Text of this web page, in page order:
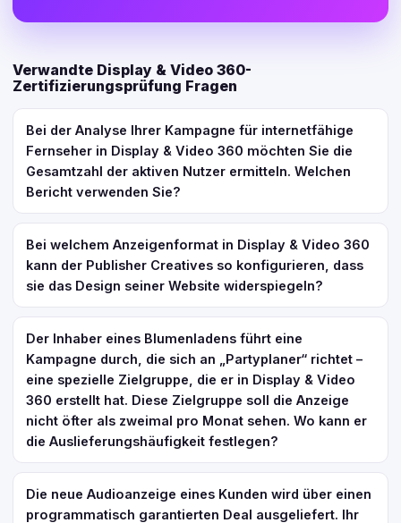
Verwandte Display & Video 360-
Zertifizierungsprüfung Fragen
Bei der Analyse Ihrer Kampagne für internetfähige
Fernseher in Display & Video 360 möchten Sie die
Gesamtzahl der aktiven Nutzer ermitteln. Welchen
Bericht verwenden Sie?
Bei welchem Anzeigenformat in Display & Video 360
kann der Publisher Creatives so konfigurieren, dass
sie das Design seiner Website widerspiegeln?
Der Inhaber eines Blumenladens führt eine
Kampagne durch, die sich an „Partyplaner“ richtet –
eine spezielle Zielgruppe, die er in Display & Video
360 erstellt hat. Diese Zielgruppe soll die Anzeige
nicht öfter als zweimal pro Monat sehen. Wo kann er
die Auslieferungshäufigkeit festlegen?
Die neue Audioanzeige eines Kunden wird über einen
programmatisch garantierten Deal ausgeliefert. Ihr